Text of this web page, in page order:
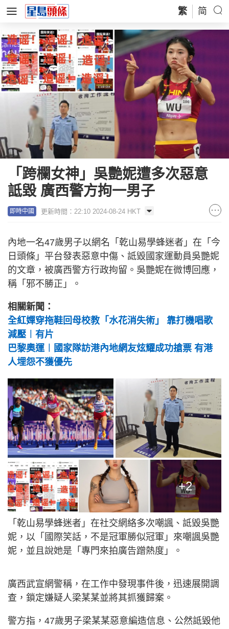
繁 简
「跨欄女神」吳艷妮遭多次惡意
詆毀 廣西警方拘一男子
即時中國 更新時間：22:10 2024-08-24 HKT
內地一名47歲男子以網名「乾山易學蜂迷者」在「今
日頭條」平台發表惡意中傷、詆毀國家運動員吳艷妮
的文章，被廣西警方行政拘留。 吳艷妮在微博回應，
稱「邪不勝正」。
相關新聞：
全紅嬋穿拖鞋回母校教「水花消失術」 靠打機唱歌
減壓︱有片
巴黎奧運︱國家隊訪港內地網友炫耀成功搶票 有港
人埋怨不獲優先
+2
「乾山易學蜂迷者」在社交網絡多次嘲諷、詆毀吳艷
妮，以「國際笑話，不是冠軍勝似冠軍」來嘲諷吳艷
妮，並且說她是「專門來拍廣告蹭熱度」。
廣西武宣網警稱，在工作中發現事件後，迅速展開調
查，鎖定嫌疑人梁某某並將其抓獲歸案。
警方指，47歲男子梁某某惡意編造信息、公然詆毀他